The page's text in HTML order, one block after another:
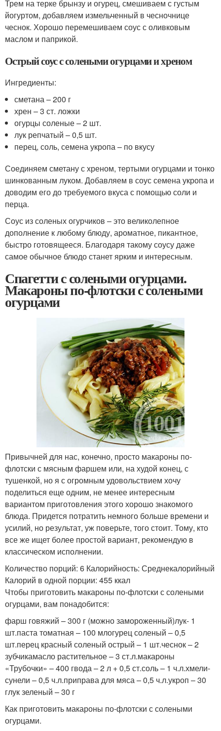
Трем на терке брынзу и огурец, смешиваем с густым
йогуртом, добавляем измельченный в чесночнице
чеснок. Хорошо перемешиваем соус с оливковым
маслом и паприкой.
Острый соус с солеными огурцами и хреном
Ингредиенты:
сметана – 200 г
хрен – 3 ст. ложки
огурцы соленые – 2 шт.
лук репчатый – 0,5 шт.
перец, соль, семена укропа – по вкусу
Соединяем сметану с хреном, тертыми огурцами и тонко
шинкованным луком. Добавляем в соус семена укропа и
доводим его до требуемого вкуса с помощью соли и
перца.
Соус из соленых огурчиков – это великолепное
дополнение к любому блюду, ароматное, пикантное,
быстро готовящееся. Благодаря такому соусу даже
самое обычное блюдо станет ярким и интересным.
Спагетти с солеными огурцами.
Макароны по-флотски с солеными
огурцами
Привычней для нас, конечно, просто макароны по-
флотски с мясным фаршем или, на худой конец, с
тушенкой, но я с огромным удовольствием хочу
поделиться еще одним, не менее интересным
вариантом приготовления этого хорошо знакомого
блюда. Придется потратить немного больше времени и
усилий, но результат, уж поверьте, того стоит. Тому, кто
все же ищет более простой вариант, рекомендую в
классическом исполнении.
Количество порций: 6 Калорийность: Среднекалорийный
Калорий в одной порции: 455 ккал
Чтобы приготовить макароны по-флотски с солеными
огурцами, вам понадобится:
фарш говяжий – 300 г (можно замороженный)лук- 1
шт.паста томатная – 100 млогурец соленый – 0,5
шт.перец красный соленый острый – 1 шт.чеснок – 2
зубчикамасло растительное – 3 ст.л.макароны
«Трубочки» – 400 гвода – 2 л + 0,5 ст.соль – 1 ч.л.хмели-
сунели – 0,5 ч.л.приправа для мяса – 0,5 ч.л.укроп – 30
глук зеленый – 30 г
Как приготовить макароны по-флотски с солеными
огурцами.